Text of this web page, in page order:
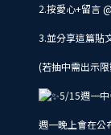
2.按愛心+留言
3.並分享這篇貼
(若抽中需出示
5/15週一
週一晚上會在公